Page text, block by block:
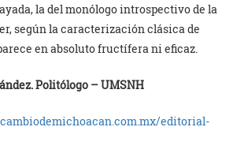
la del monólogo introspectivo de la
según la caracterización clásica de
en absoluto fructífera ni eficaz.
Politólogo – UMSNH
com.mx/editorial-